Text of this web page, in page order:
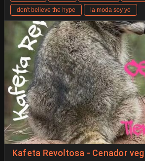
don't believe the hype
la moda soy yo
Kafeta Revoltosa - Cenador